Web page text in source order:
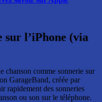
sur l’iPhone (via
chanson comme sonnerie sur
GarageBand, créée par
rapidement des sonneries
ou son sur le téléphone.